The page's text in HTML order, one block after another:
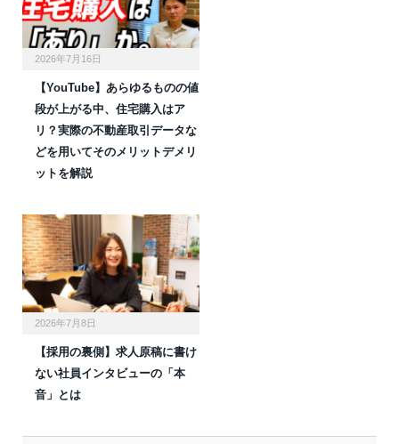
2026年7月16日
【YouTube】あらゆるものの値
段が上がる中、住宅購入はア
リ？実際の不動産取引データな
どを用いてそのメリットデメリ
ットを解説
2026年7月8日
【採用の裏側】求人原稿に書け
ない社員インタビューの「本
音」とは